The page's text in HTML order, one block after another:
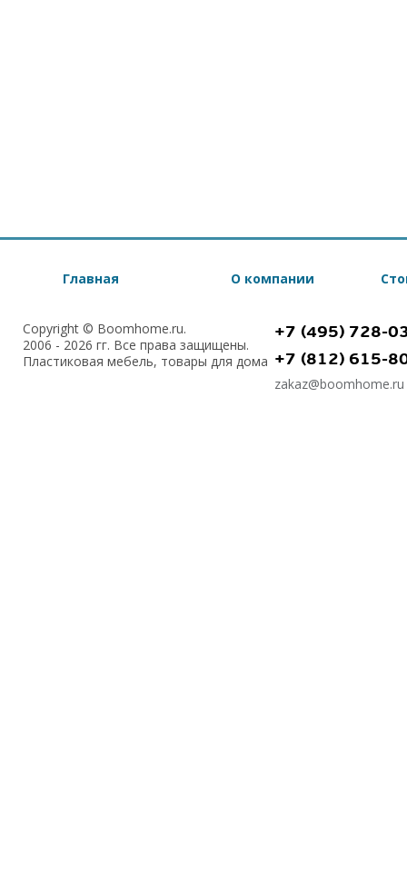
Главная О компании
Copyright © Boomhome.ru.
2006 - 2026 гг. Все права защищены.
Пластиковая мебель, товары для дома
+7 (495) 728-
+7 (812) 615-
zakaz@boomhome.ru